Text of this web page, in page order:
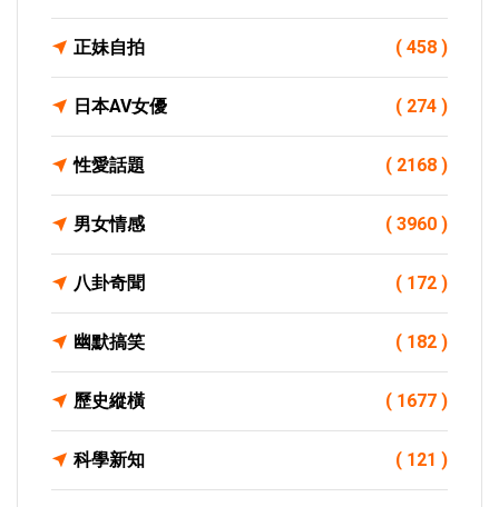
正妹自拍 ( 458 )
日本AV女優 ( 274 )
性愛話題 ( 2168 )
男女情感 ( 3960 )
八卦奇聞 ( 172 )
幽默搞笑 ( 182 )
歷史縱橫 ( 1677 )
科學新知 ( 121 )